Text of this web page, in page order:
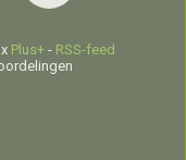
x Plus+ - RSS-feed